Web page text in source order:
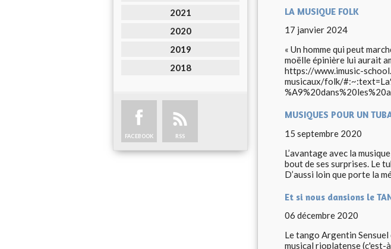
2021
2020
2019
2018
FACEBOOK RSS
LA MUSIQUE FOLK
17 janvier 2024
« Un homme qui peut
moëlle épinière lui aurait
https://www.imusic-
musicaux/folk/
MUSIQUES POUR UN
15 septembre 2020
L’avantage avec la
bout de ses surprises. Le
D’aussi loin que porte la
Et si nous dansions le
06 décembre 2020
Le tango Argentin
musical rioplatense (c'est-